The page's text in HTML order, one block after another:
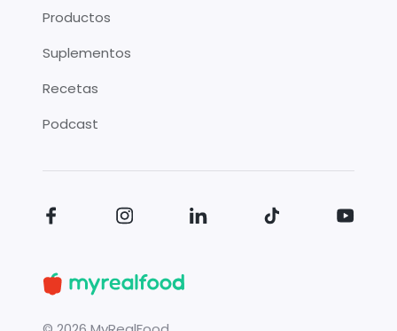
Productos
Suplementos
Recetas
Podcast